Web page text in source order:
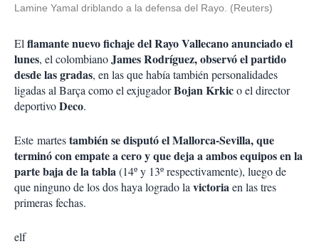
Lamine Yamal driblando a la defensa del Rayo. (Reuters)
El flamante nuevo fichaje del Rayo Vallecano anunciado el
lunes, el colombianoJames Rodríguez, observó el partido
desde las gradas, en las que había también personalidades
ligadas al Barça como el exjugadorBojan Krkico el director
deportivoDeco.
Este martestambién se disputó el Mallorca-Sevilla, que
terminó con empate a cero y que deja a ambos equipos en la
parte baja de la tabla(14º y 13º respectivamente), luego de
que ninguno de los dos haya logrado la victoriaen las tres
primeras fechas.
elf